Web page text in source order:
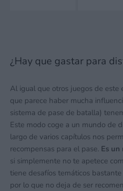
¿Hay que gastar para
Al igual que otros juegos de este
que parece haber mucha
sistema de pase de batalla)
Este modo coge a un mundo de
largo de varios capítulos nos
recompensas para el pase. Es
si simplemente no te apetece
tiene desafíos temáticos
por lo que no deja de ser